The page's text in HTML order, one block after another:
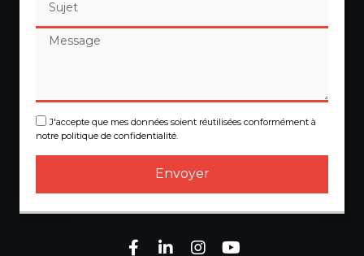
J'accepte que mes données soient réutilisées conformément à
notre politique de confidentialité.
Envoyer